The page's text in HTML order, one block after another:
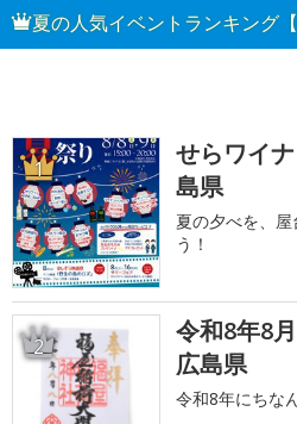
夏の人気イベントランキング【
1
せらワイ
島県
夏の夕べを、
う！
2
令和8年8
広島県
令和8年にちな